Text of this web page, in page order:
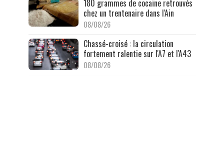
180 grammes de cocaïne retrouvés
chez un trentenaire dans l'Ain
08/08/26
Chassé-croisé : la circulation
fortement ralentie sur l'A7 et l'A43
08/08/26